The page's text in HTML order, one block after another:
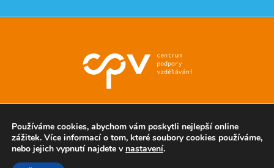
Používáme cookies, abychom vám poskytli nejlepší online
zážitek. Více informací o tom, které soubory cookies používáme,
nebo jejich vypnutí najdete v nastavení.